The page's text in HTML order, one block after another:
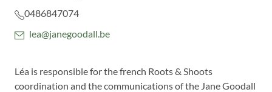
0486847074
lea@janegoodall.be
Léa is responsible for the french Roots & Shoots
coordination and the communications of the Jane Goodall